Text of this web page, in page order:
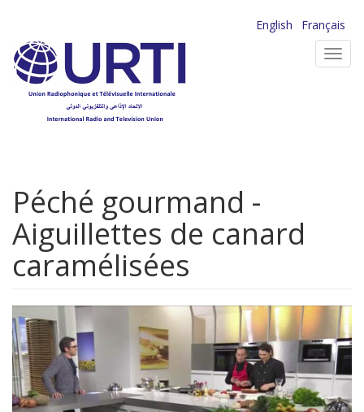
contenu
principal
English
Français
Péché gourmand -
Aiguillettes de canard
caramélisées